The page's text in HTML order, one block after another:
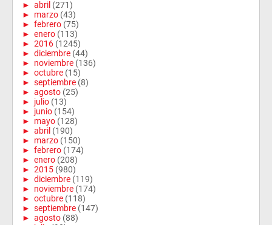
► abril (271)
► marzo (43)
► febrero (75)
► enero (113)
► 2016 (1245)
► diciembre (44)
► noviembre (136)
► octubre (15)
► septiembre (8)
► agosto (25)
► julio (13)
► junio (154)
► mayo (128)
► abril (190)
► marzo (150)
► febrero (174)
► enero (208)
► 2015 (980)
► diciembre (119)
► noviembre (174)
► octubre (118)
► septiembre (147)
► agosto (88)